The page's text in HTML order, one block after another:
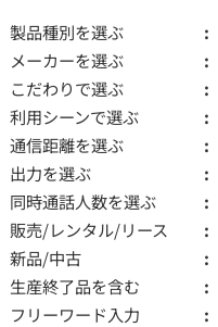
製品種別を選ぶ
メーカーを選ぶ
こだわりで選ぶ
利用シーンで選ぶ
通信距離を選ぶ
出力を選ぶ
同時通話人数を選ぶ
販売/レンタル/リース
新品/中古
生産終了品を含む
フリーワード入力